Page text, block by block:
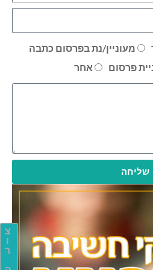
צ
ו
ר
מעוניין/נת בפרסום כתבה
פרסום
אחר
שליחה